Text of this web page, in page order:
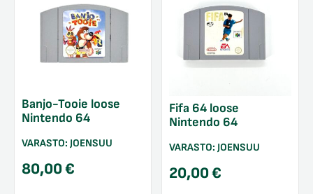
Banjo-Tooie loose
Nintendo 64
VARASTO: JOENSUU
80,00€
Fifa 64 loose
Nintendo 64
VARASTO: JOENSUU
20,00€